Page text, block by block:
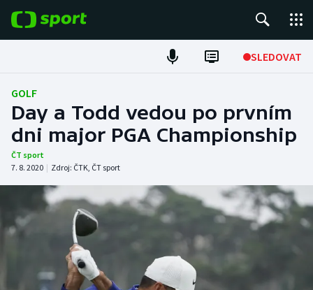
SLEDOVAT
Fotbal
Hokej
Tenis
Atletika
Cyklistika
DALŠÍ SPORTY
GOLF
Day a Todd vedou po prvním
dni major PGA Championship
ČT sport
7. 8. 2020 | Zdroj: ČTK, ČT sport